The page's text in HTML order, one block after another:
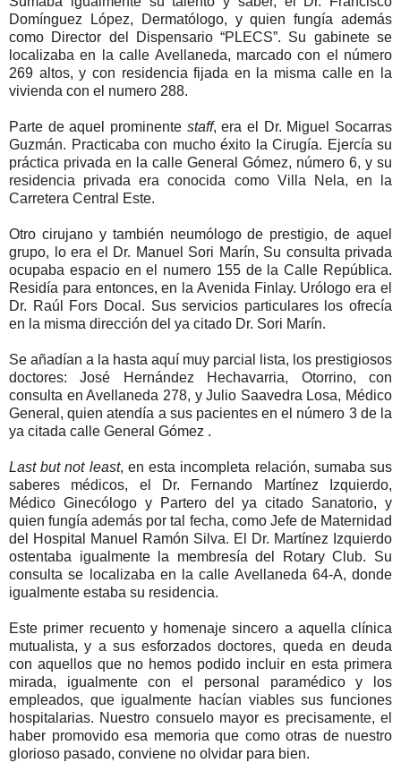
Domínguez López, Dermatólogo, y quien fungía además
como Director del Dispensario “PLECS”. Su gabinete se
localizaba en la calle Avellaneda, marcado con el número
269 altos, y con residencia fijada en la misma calle en la
vivienda con el numero 288.
Parte de aquel prominente staff, era el Dr. Miguel Socarras
Guzmán. Practicaba con mucho éxito la Cirugía. Ejercía su
práctica privada en la calle General Gómez, número 6, y su
residencia privada era conocida como Villa Nela, en la
Carretera Central Este.
Otro cirujano y también neumólogo de prestigio, de aquel
grupo, lo era el Dr. Manuel Sori Marín, Su consulta privada
ocupaba espacio en el numero 155 de la Calle República.
Residía para entonces, en la Avenida Finlay. Urólogo era el
Dr. Raúl Fors Docal. Sus servicios particulares los ofrecía
en la misma dirección del ya citado Dr. Sori Marín.
Se añadían a la hasta aquí muy parcial lista, los prestigiosos
doctores: José Hernández Hechavarria, Otorrino, con
consulta en Avellaneda 278, y Julio Saavedra Losa, Médico
General, quien atendía a sus pacientes en el número 3 de la
ya citada calle General Gómez .
Last but not least, en esta incompleta relación, sumaba sus
saberes médicos, el Dr. Fernando Martínez Izquierdo,
Médico Ginecólogo y Partero del ya citado Sanatorio, y
quien fungía además por tal fecha, como Jefe de Maternidad
del Hospital Manuel Ramón Silva. El Dr. Martínez Izquierdo
ostentaba igualmente la membresía del Rotary Club. Su
consulta se localizaba en la calle Avellaneda 64-A, donde
igualmente estaba su residencia.
Este primer recuento y homenaje sincero a aquella clínica
mutualista, y a sus esforzados doctores, queda en deuda
con aquellos que no hemos podido incluir en esta primera
mirada, igualmente con el personal paramédico y los
empleados, que igualmente hacían viables sus funciones
hospitalarias. Nuestro consuelo mayor es precisamente, el
haber promovido esa memoria que como otras de nuestro
glorioso pasado, conviene no olvidar para bien.